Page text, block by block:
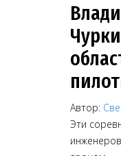
Автор:
Эти